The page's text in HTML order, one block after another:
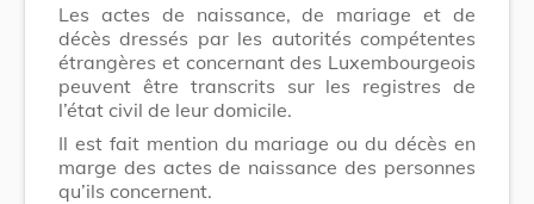
Les actes de naissance, de mariage et de
décès dressés par les autorités compétentes
étrangères et concernant des Luxembourgeois
peuvent être transcrits sur les registres de
l’état civil de leur domicile.
Il est fait mention du mariage ou du décès en
marge des actes de naissance des personnes
qu’ils concernent.